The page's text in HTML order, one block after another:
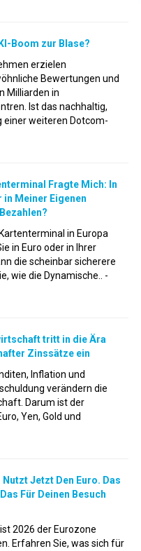
Boom zur Blase?
erzielen
Bewertungen und
Milliarden in
Ist das nachhaltig,
einer weiteren Dotcom-
Fragte Mich: In
in Meiner Eigenen
in Europa
in Euro oder in Ihrer
die scheinbar sicherere
wie die Dynamische.. -
tritt in die Ära
Zinssätze ein
Inflation und
verändern die
Darum ist der
Yen, Gold und
Nutzt Jetzt Den Euro. Das
Für Deinen Besuch
2026 der Eurozone
Erfahren Sie, was sich für